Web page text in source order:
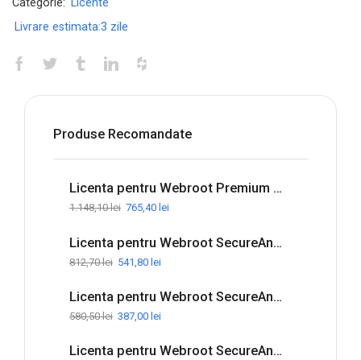
USA
Categorie: Licente
Livrare estimata:3 zile
Produse Recomandate
Licenta pentru Webroot Premium with Allstate Identity Protection - 1-Year / 5-Device
1.148,10lei 765,40 lei
Licenta pentru Webroot SecureAnywhere Internet Security Complete - 1-Year / 5-Device
812,70lei 541,80 lei
Licenta pentru Webroot SecureAnywhere Internet Security Plus - 1-Year / 3-Device
580,50lei 387,00 lei
Licenta pentru Webroot SecureAnywhere Antivirus - 1-Year / 3-Device